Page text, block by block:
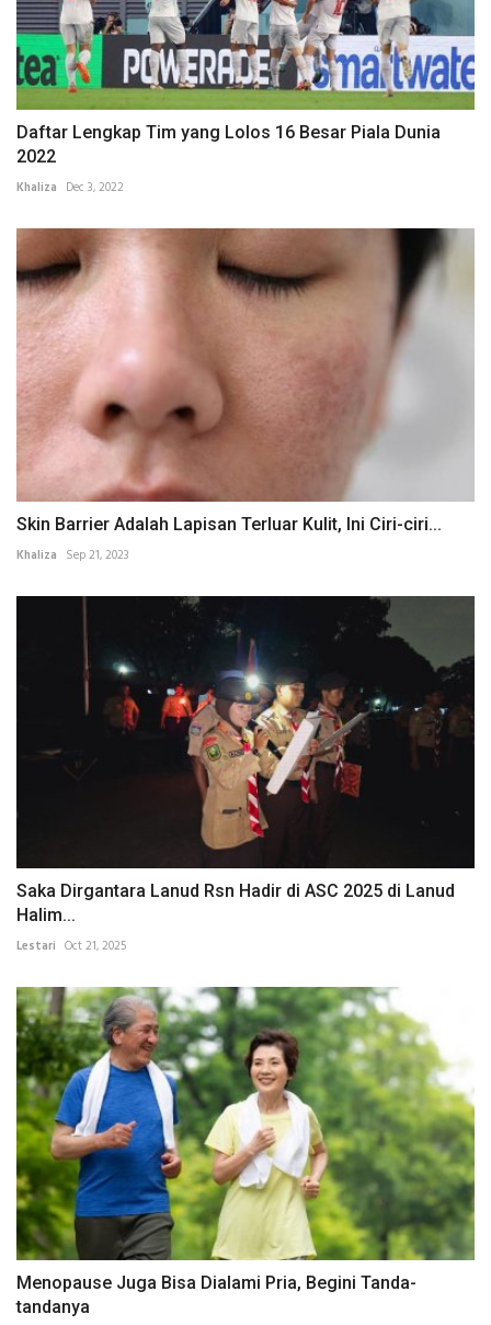
Daftar Lengkap Tim yang Lolos 16 Besar Piala Dunia
2022
Khaliza Dec 3, 2022
Skin Barrier Adalah Lapisan Terluar Kulit, Ini Ciri-ciri...
Khaliza Sep 21, 2023
Saka Dirgantara Lanud Rsn Hadir di ASC 2025 di Lanud
Halim...
Lestari Oct 21, 2025
Menopause Juga Bisa Dialami Pria, Begini Tanda-
tandanya